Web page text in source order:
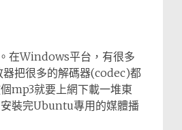
在Windows平台，有很多
把很多的解碼器(codec)都
mp3就要上網下載一堆東
裝完Ubuntu專用的媒體播